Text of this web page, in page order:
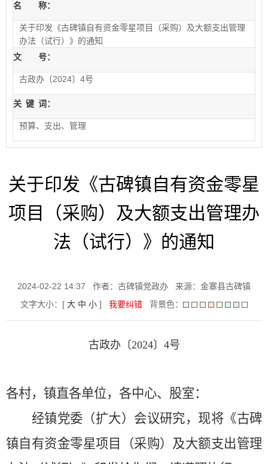
名 称：
关于印发《古碑镇自有资金零星项目（采购）及大额支出管理
办法（试行）》的通知
文 号：
古政办〔2024〕4号
关 键 词：
预算、支出、管理
关于印发《古碑镇自有资金零星
项目（采购）及大额支出管理办
法（试行）》的通知
2024-02-22 14:37 作者：古碑镇党政办
来源：金寨县古碑镇
文字大小：[ 大 中 小] 我要纠错 背景色：
古政办〔2024〕 4号
各村，镇直各单位，各中心、股室：
经镇党委（扩大）会议研究，现将《古碑
镇自有资金零星项目（采购）及大额支出管理